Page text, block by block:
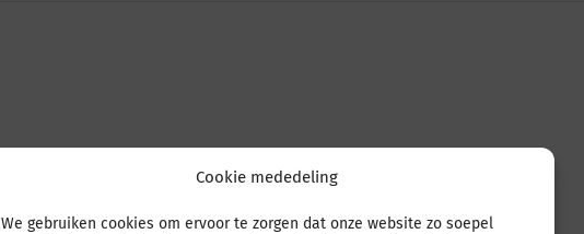
Cookie mededeling
We gebruiken cookies om ervoor te zorgen dat onze website zo soepel